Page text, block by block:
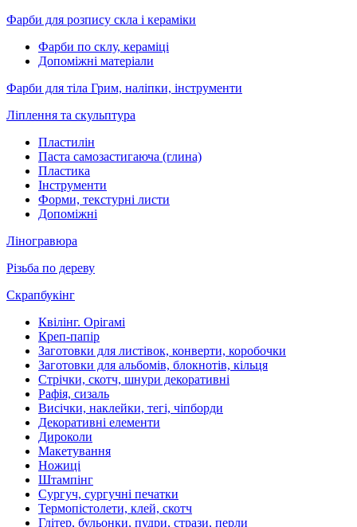
Фарби для розпису скла і кераміки
Фарби по склу, кераміці
Допоміжні матеріали
Фарби для тіла Грим, наліпки, інструменти
Ліплення та скульптура
Пластилін
Паста самозастигаюча (глина)
Пластика
Інструменти
Форми, текстурні листи
Допоміжні
Ліногравюра
Різьба по дереву
Скрапбукінг
Квілінг. Орігамі
Креп-папір
Заготовки для листівок, конверти, коробочки
Заготовки для альбомів, блокнотів, кільця
Стрічки, скотч, шнури декоративні
Рафія, сизаль
Висічки, наклейки, тегі, чіпборди
Декоративні елементи
Дироколи
Макетування
Ножиці
Штампінг
Сургуч, сургучні печатки
Термопістолети, клей, скотч
Глітер, бульонки, пудри, стрази, перли